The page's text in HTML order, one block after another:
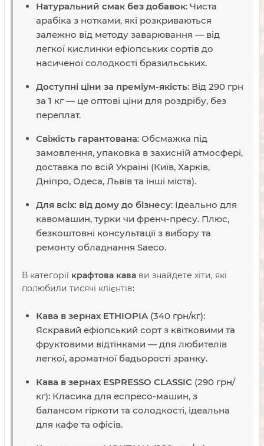
Натуральний смак без добавок: Чиста
арабіка з нотками, які розкриваються
залежно від методу заварювання — від
легкої кислинки ефіопських сортів до
насиченої солодкості бразильських.
Доступні ціни за преміум-якість: Від 290 грн
за 1 кг — це оптові ціни для роздрібу, без
переплат.
Свіжість гарантована: Обсмажка під
замовлення, упаковка в захисній атмосфері,
доставка по всій Україні (Київ, Харків,
Дніпро, Одеса, Львів та інші міста).
Для всіх: від дому до бізнесу: Ідеально для
кавомашин, турки чи френч-пресу. Плюс,
безкоштовні консультації з вибору та
ремонту обладнання Saeco.
В категорії крафтова кава ви знайдете хіти, які
полюбили тисячі клієнтів:
Кава в зернах ETHIOPIA (340 грн/кг):
Яскравий ефіопський сорт з квітковими та
фруктовими відтінками — для любителів
легкої, ароматної бадьорості зранку.
Кава в зернах ESPRESSO CLASSIC (290 грн/
кг): Класика для еспресо-машин, з
балансом гіркоти та солодкості, ідеальна
для кафе та офісів.